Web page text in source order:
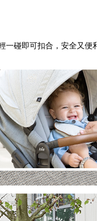
一碰即可扣合，安全又便